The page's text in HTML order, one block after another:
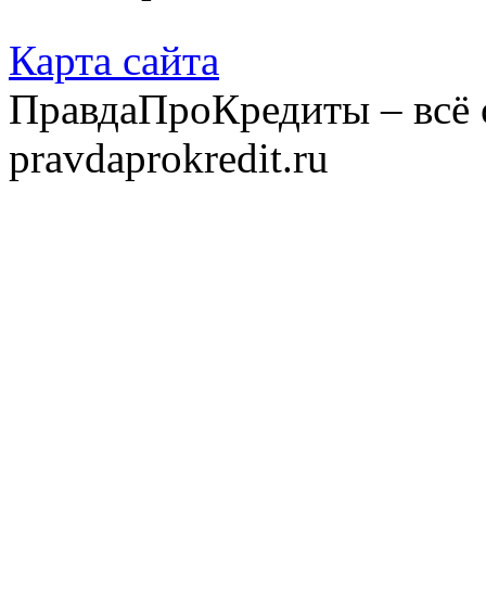
Карта сайта
ПравдаПроКредиты –
pravdaprokredit.ru